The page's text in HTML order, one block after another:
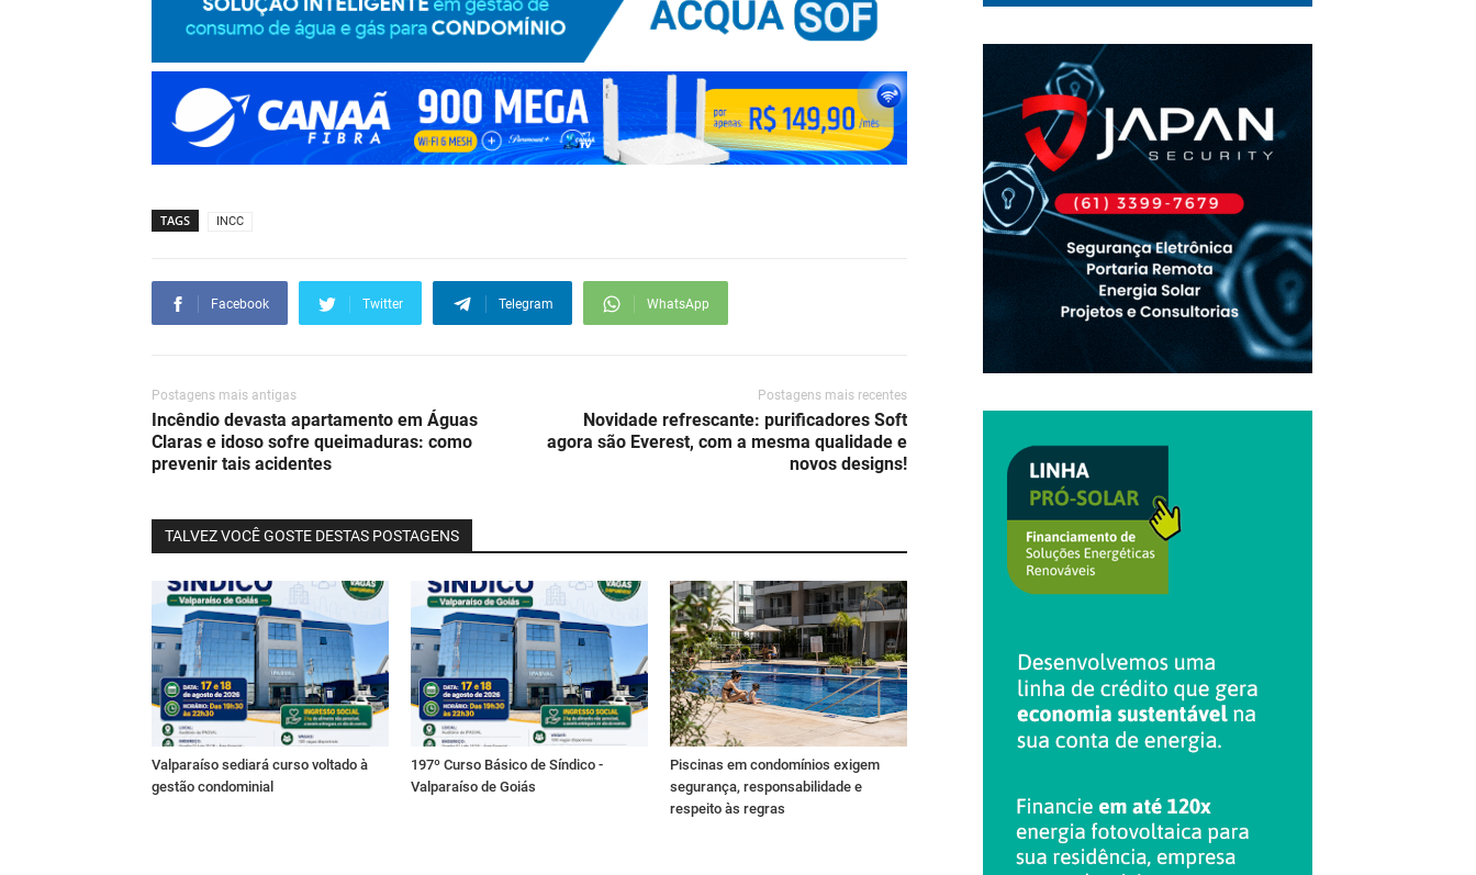
TAGS INCC
Facebook Twitter Telegram WhatsApp
Postagens mais antigas
Incêndio devasta apartamento em Águas
Claras e idoso sofre queimaduras: como
prevenir tais acidentes
Postagens mais recentes
Novidade refrescante: purificadores Soft
agora são Everest, com a mesma qualidade e
novos designs!
TALVEZ VOCÊ GOSTE DESTAS POSTAGENS
Valparaíso sediará curso voltado à
gestão condominial
197º Curso Básico de Síndico -
Valparaíso de Goiás
Piscinas em condomínios exigem
segurança, responsabilidade e
respeito às regras